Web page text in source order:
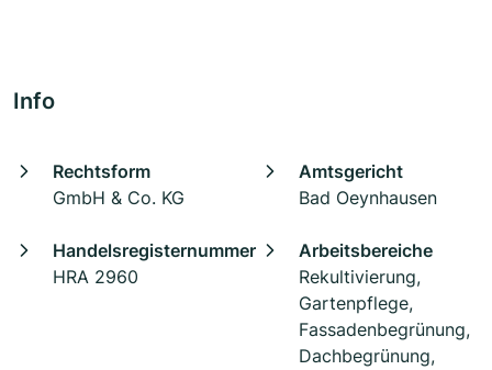
Info
Rechtsform
GmbH & Co. KG
Amtsgericht
Bad Oeynhausen
Handelsregisternummer
HRA 2960
Arbeitsbereiche
Rekultivierung,
Gartenpflege,
Fassadenbegrünung,
Dachbegrünung,